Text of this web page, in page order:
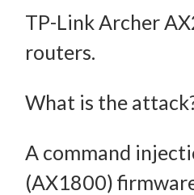
TP-Link Archer
routers.
What is the
A command
(AX1800)